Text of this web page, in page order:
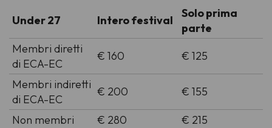
Under 27 Intero festival
Solo prima
parte
Membri diretti
di ECA-EC
€ 160 € 125
Membri indiretti
di ECA-EC
€ 200 € 155
Non membri € 280
€ 215